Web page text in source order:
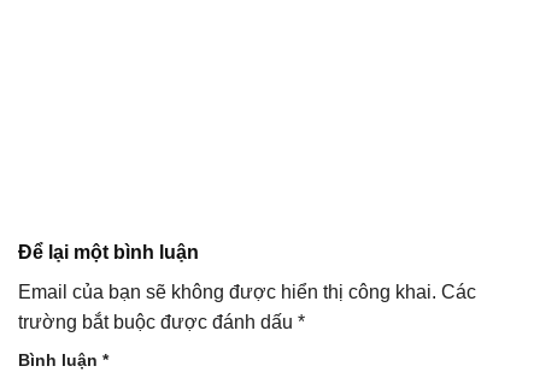
Để lại một bình luận
Email của bạn sẽ không được hiển thị công khai. Các
trường bắt buộc được đánh dấu *
Bình luận *